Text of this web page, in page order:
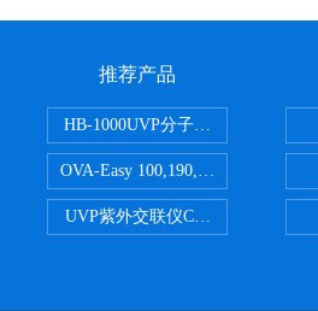
推荐产品
HB-1000UVP分子杂交箱
OVA-Easy 100,190,380,580英国
UVP紫外交联仪CL-1000